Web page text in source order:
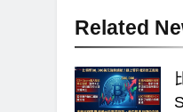
Related